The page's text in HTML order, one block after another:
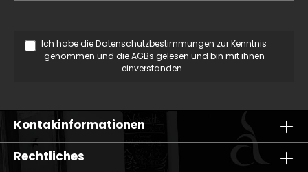
Ich habe dieDatenschutzbestimmungen zur Kenntnis
genommen und dieAGBs gelesen und bin mit ihnen
einverstanden..
Kontakinformationen
Rechtliches